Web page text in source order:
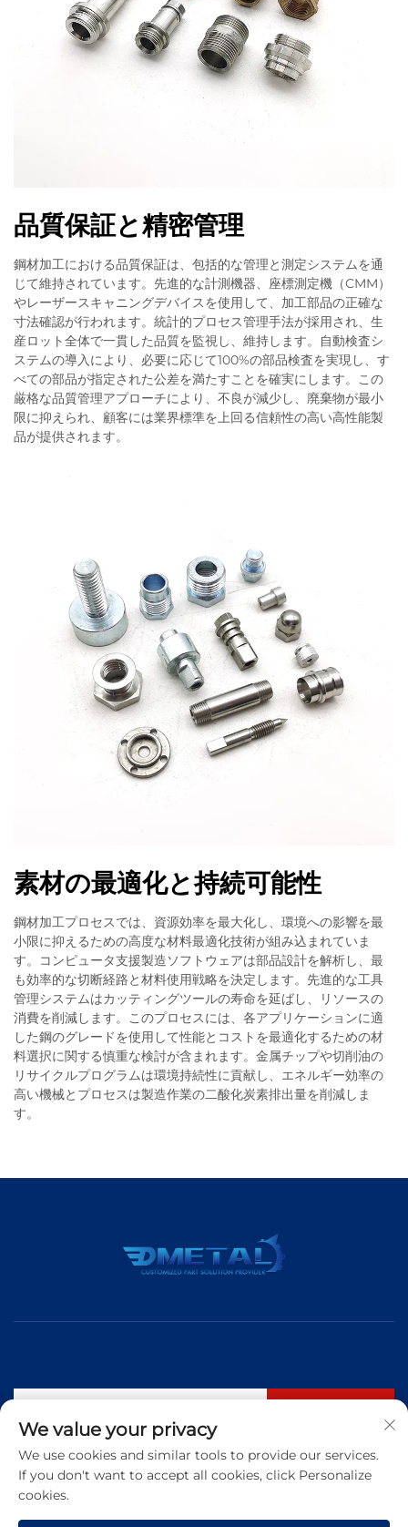
品質保証と精密管理
鋼材加工における品質保証は、包括的な管理と測定システムを通
じて維持されています。先進的な計測機器、座標測定機（CMM）
やレーザースキャニングデバイスを使用して、加工部品の正確な
寸法確認が行われます。統計的プロセス管理手法が採用され、生
産ロット全体で一貫した品質を監視し、維持します。自動検査シ
ステムの導入により、必要に応じて100%の部品検査を実現し、す
べての部品が指定された公差を満たすことを確実にします。この
厳格な品質管理アプローチにより、不良が減少し、廃棄物が最小
限に抑えられ、顧客には業界標準を上回る信頼性の高い高性能製
品が提供されます。
素材の最適化と持続可能性
鋼材加工プロセスでは、資源効率を最大化し、環境への影響を最
小限に抑えるための高度な材料最適化技術が組み込まれていま
す。コンピュータ支援製造ソフトウェアは部品設計を解析し、最
も効率的な切断経路と材料使用戦略を決定します。先進的な工具
管理システムはカッティングツールの寿命を延ばし、リソースの
消費を削減します。このプロセスには、各アプリケーションに適
した鋼のグレードを使用して性能とコストを最適化するための材
料選択に関する慎重な検討が含まれます。金属チップや切削油の
リサイクルプログラムは環境持続性に貢献し、エネルギー効率の
高い機械とプロセスは製造作業の二酸化炭素排出量を削減しま
す。
電話番号： +86 183 5421 3960
We value your privacy
We use cookies and similar tools to provide our services.
If you don't want to accept all cookies, click Personalize
cookies.